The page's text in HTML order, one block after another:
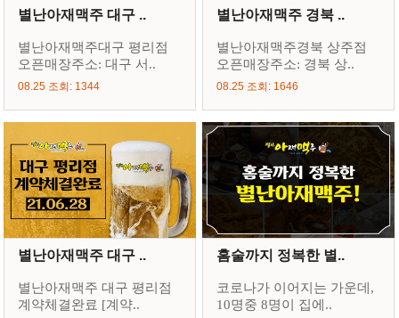
별난아재맥주 대구 ..
별난아재맥주대구 평리점
오픈매장주소: 대구 서..
08.25 조회: 1344
별난아재맥주 경북 ..
별난아재맥주경북 상주점
오픈매장주소: 경북 상..
08.25 조회: 1646
별난아재맥주 대구 ..
별난아재맥주 대구 평리점
계약체결완료 [계약..
홈술까지 정복한 별..
코로나가 이어지는 가운데,
10명중 8명이 집에..